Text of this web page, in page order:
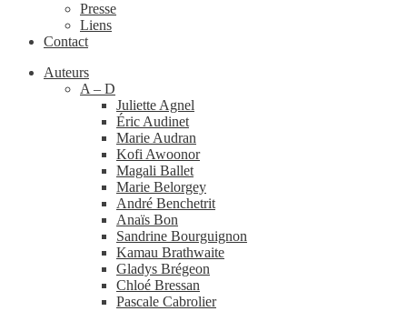
Presse
Liens
Contact
Auteurs
A – D
Juliette Agnel
Éric Audinet
Marie Audran
Kofi Awoonor
Magali Ballet
Marie Belorgey
André Benchetrit
Anaïs Bon
Sandrine Bourguignon
Kamau Brathwaite
Gladys Brégeon
Chloé Bressan
Pascale Cabrolier